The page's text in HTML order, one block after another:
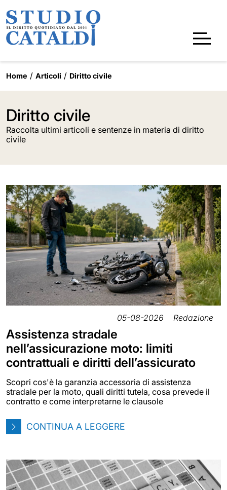
Home Articoli Diritto civile
Diritto civile
Raccolta ultimi articoli e sentenze in materia di diritto
civile
05-08-2026 Redazione
Assistenza stradale
nell’assicurazione moto: limiti
contrattuali e diritti dell’assicurato
Scopri cos'è la garanzia accessoria di assistenza
stradale per la moto, quali diritti tutela, cosa prevede il
contratto e come interpretarne le clausole
CONTINUA A LEGGERE